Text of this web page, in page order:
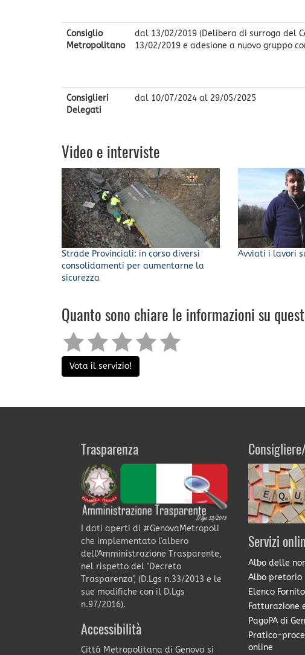
Consiglio
Metropolitano
dal 13/02/2019 (Delibera di surroga del
13/02/2019 e adesione a nuovo gruppo
Consiglieri
Delegati
dal 10/07/2024 al 29/05/2025
Video e interviste
Strade Provinciali: in corso diversi
consolidamenti per aumentarne la
sicurezza
Avviati i lavori
Quanto sono chiare le informazioni su
Vota il servizio!
Trasparenza
I dati aperti di #GenovaMetropoli
che implementato l'albero
dell'Amministrazione Trasparente,
nel rispetto del "Decreto
Trasparenza", (D.Lgs n.33/2013 e le
sue modifiche con il D.Lgs
n.97/2016).
Accessibilità
Città Metropolitana di Genova si
Servizi
Albo delle
Albo pretorio
Elenco
Fatturazione
PagoPA di
Pratico-
online